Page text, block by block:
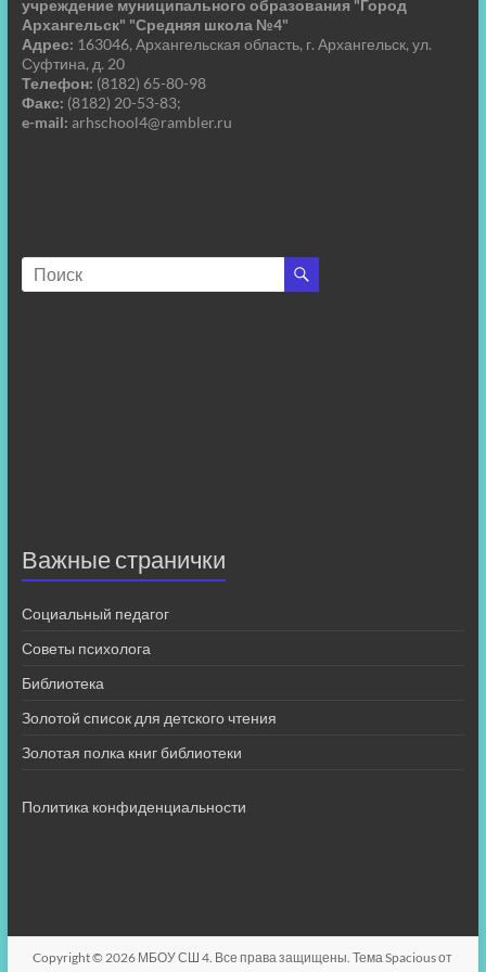
учреждение муниципального образования "Город
Архангельск" "Средняя школа №4"
Адрес: 163046, Архангельская область, г. Архангельск, ул.
Суфтина, д. 20
Телефон: (8182) 65-80-98
Факс: (8182) 20-53-83;
e-mail: arhschool4@rambler.ru
Важные странички
Социальный педагог
Советы психолога
Библиотека
Золотой список для детского чтения
Золотая полка книг библиотеки
Политика конфиденциальности
Copyright © 2026 МБОУ СШ 4 . Все права защищены. ТемаSpaciousот